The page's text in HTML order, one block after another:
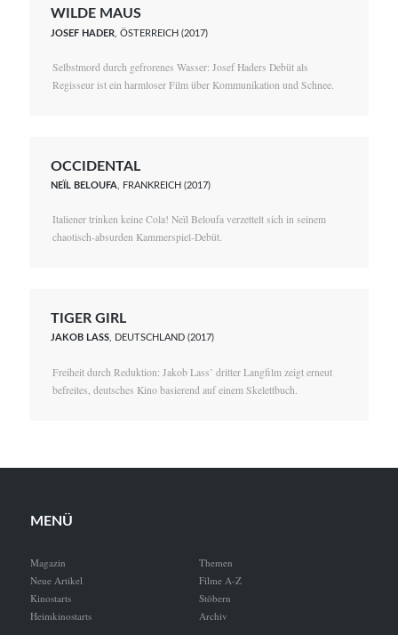
WILDE MAUS
JOSEF HADER , ÖSTERREICH (2017)
Selbstmord durch gefrorenes Wasser: Josef Haders Debüt als
Regisseur ist ein harmloser Film über Kommunikation und Schnee.
OCCIDENTAL
NEÏL BELOUFA , FRANKREICH (2017)
Italiener trinken keine Cola! Neïl Beloufa verzettelt sich in seinem
chaotisch-absurden Kammerspiel-Debüt.
TIGER GIRL
JAKOB LASS, DEUTSCHLAND (2017)
Freiheit durch Reduktion: Jakob Lass’ dritter Langfilm zeigt erneut
befreites, deutsches Kino basierend auf einem Skelettbuch.
MENÜ
Magazin
Neue Artikel
Kinostarts
Heimkinostarts
Themen
Filme A-Z
Stöbern
Archiv